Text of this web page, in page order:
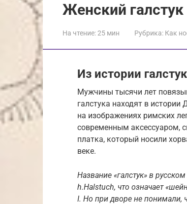
Женский галстук
На чтение:25 мин Рубрика: Как
Из истории
Мужчины тысячи лет
галстука находят в истории
на изображениях римских
современным аксессуаром,
платка, который носили
веке.
Название «галстук» в
h.Halstuch, что означает
I. Но при дворе не понимали,